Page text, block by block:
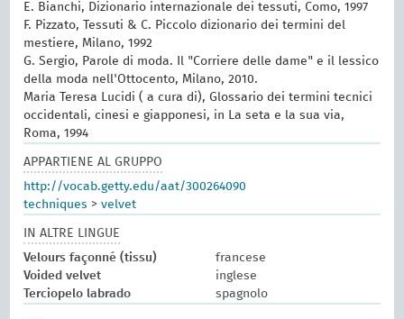
E. Bianchi, Dizionario internazionale dei tessuti, Como, 1997
F. Pizzato, Tessuti & C. Piccolo dizionario dei termini del
mestiere, Milano, 1992
G. Sergio, Parole di moda. Il "Corriere delle dame" e il lessico
della moda nell'Ottocento, Milano, 2010.
Maria Teresa Lucidi ( a cura di), Glossario dei termini tecnici
occidentali, cinesi e giapponesi, in La seta e la sua via,
Roma, 1994
APPARTIENE AL GRUPPO
http://vocab.getty.edu/aat/300264090
techniques >velvet
IN ALTRE LINGUE
Velours façonné (tissu)
francese
Voided velvet
inglese
Terciopelo labrado
spagnolo